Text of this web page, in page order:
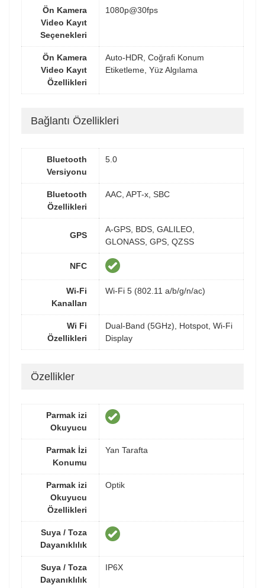
Ön Kamera
Video Kayıt
Seçenekleri
1080p@30fps
Ön Kamera
Video Kayıt
Özellikleri
Auto-HDR, Coğrafi Konum
Etiketleme, Yüz Algılama
Bağlantı Özellikleri
Bluetooth
Versiyonu
5.0
Bluetooth
Özellikleri
AAC, APT-x, SBC
GPS
A-GPS, BDS, GALILEO,
GLONASS, GPS, QZSS
NFC
Wi-Fi
Kanalları
Wi-Fi 5 (802.11 a/b/g/n/ac)
Wi Fi
Özellikleri
Dual-Band (5GHz), Hotspot, Wi-Fi
Display
Özellikler
Parmak izi
Okuyucu
Parmak İzi
Konumu
Yan Tarafta
Parmak izi
Okuyucu
Özellikleri
Optik
Suya / Toza
Dayanıklılık
Suya / Toza
Dayanıklılık
IP6X